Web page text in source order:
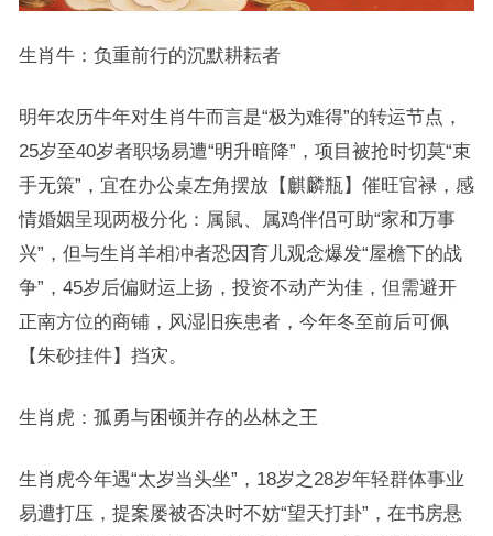
生肖牛：负重前行的沉默耕耘者
明年农历牛年对生肖牛而言是“极为难得”的转运节点，
25岁至40岁者职场易遭“明升暗降”，项目被抢时切莫“束
手无策”，宜在办公桌左角摆放【麒麟瓶】催旺官禄，感
情婚姻呈现两极分化：属鼠、属鸡伴侣可助“家和万事
兴”，但与生肖羊相冲者恐因育儿观念爆发“屋檐下的战
争”，45岁后偏财运上扬，投资不动产为佳，但需避开
正南方位的商铺，风湿旧疾患者，今年冬至前后可佩
【朱砂挂件】挡灾。
生肖虎：孤勇与困顿并存的丛林之王
生肖虎今年遇“太岁当头坐”，18岁之28岁年轻群体事业
易遭打压，提案屡被否决时不妨“望天打卦”，在书房悬